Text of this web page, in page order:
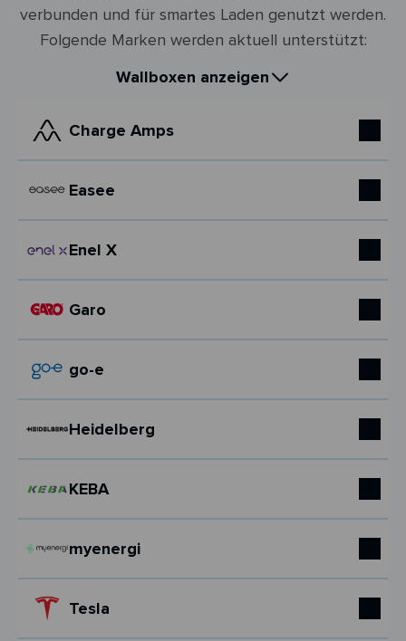
verbunden und für smartes Laden genutzt werden.
Folgende Marken werden aktuell unterstützt:
Wallboxen anzeigen
Charge Amps
Easee
Enel X
Garo
go-e
Heidelberg
KEBA
myenergi
Tesla